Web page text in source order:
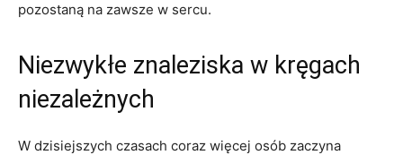
pozostaną ‍na zawsze w sercu.
Niezwykłe ‍znaleziska w kręgach
‌niezależnych
W dzisiejszych ⁤czasach⁤ coraz więcej osób zaczyna‍